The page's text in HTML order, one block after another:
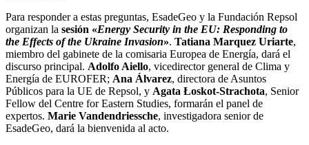
Para responder a estas preguntas, EsadeGeo y la Fundación Repsol
organizan la sesión «Energy Security in the EU: Responding to
the Effects of the Ukraine Invasion». Tatiana Marquez Uriarte,
miembro del gabinete de la comisaria Europea de Energía, dará el
discurso principal. Adolfo Aiello, vicedirector general de Clima y
Energía de EUROFER; Ana Álvarez, directora de Asuntos
Públicos para la UE de Repsol, y Agata Łoskot-Strachota, Senior
Fellow del Centre for Eastern Studies, formarán el panel de
expertos. Marie Vandendriessche, investigadora senior de
EsadeGeo, dará la bienvenida al acto.